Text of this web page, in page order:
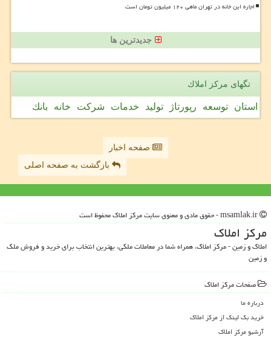
اجاره این خانه در تهران ماهی ۱۲۰ میلیون تومان است
جدیدترین ها
تگهای مركز املاك
استان توسعه رپورتاژ تولید خدمات شركت خانه بانك
صفحه اخبار
بازگشت به صفحه اصلی
مركز املاك
املاک و زمین - مرکز املاک، همراه شما در معاملات ملکی، بهترین انتخاب برای خرید و فروش ملک
و زمین
صفحات مركز املاك
درباره ما
خرید بک لینک از مركز املاك
آرشیو مركز املاك